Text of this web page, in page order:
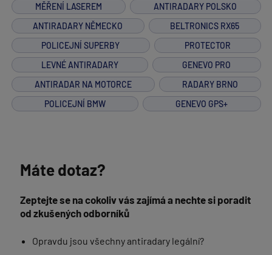
MĚŘENÍ LASEREM
ANTIRADARY POLSKO
ANTIRADARY NĚMECKO
BELTRONICS RX65
POLICEJNÍ SUPERBY
PROTECTOR
LEVNÉ ANTIRADARY
GENEVO PRO
ANTIRADAR NA MOTORCE
RADARY BRNO
POLICEJNÍ BMW
GENEVO GPS+
Máte dotaz?
Zeptejte se na cokoliv vás zajímá a nechte si poradit
od zkušených odborníků
Opravdu jsou všechny antiradary legální?